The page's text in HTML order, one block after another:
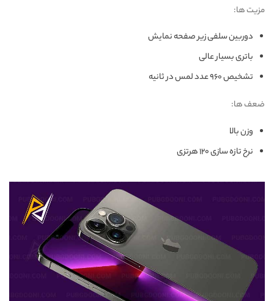
مزیت ها:
دوربین سلفی زیر صفحه نمایش
باتری بسیار عالی
تشخیص ۹۶۰ عدد لمس در ثانیه
ضعف ها:
وزن بالا
نرخ تازه سازی ۱۲۰ هرتزی